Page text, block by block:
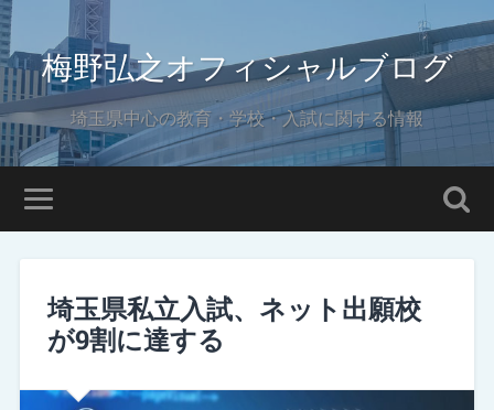
梅野弘之オフィシャルブログ
埼玉県中心の教育・学校・入試に関する情報
埼玉県私立入試、ネット出願校
が9割に達する